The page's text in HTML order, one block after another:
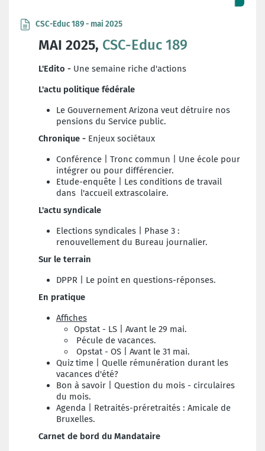
CSC-Educ 189 - mai 2025
MAI 2025, CSC-Educ 189
L'Edito - Une semaine riche d'actions
L'actu politique fédérale
Le Gouvernement Arizona veut détruire nos
pensions du Service public.
Chronique - Enjeux sociétaux
Conférence | Tronc commun | Une école pour
intégrer ou pour différencier.
Etude-enquête | Les conditions de travail
dans l'accueil extrascolaire.
L'actu syndicale
Elections syndicales | Phase 3 :
renouvellement du Bureau journalier.
Sur le terrain
DPPR | Le point en questions-réponses.
En pratique
Affiches
Opstat - LS | Avant le 29 mai.
Pécule de vacances.
Opstat - OS | Avant le 31 mai.
Quiz time | Quelle rémunération durant les
vacances d'été?
Bon à savoir | Question du mois - circulaires
du mois.
Agenda | Retraités-préretraités : Amicale de
Bruxelles.
Carnet de bord du Mandataire